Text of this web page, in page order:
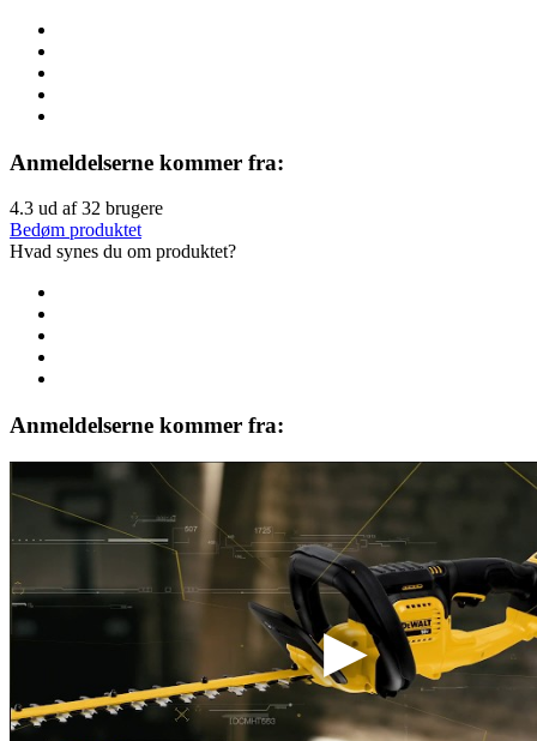
Anmeldelserne kommer fra:
4.3 ud af32 brugere
Bedøm produktet
Hvad synes du om produktet?
Anmeldelserne kommer fra: